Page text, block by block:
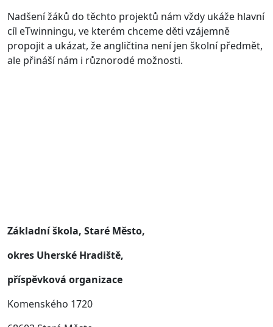
Nadšení žáků do těchto projektů nám vždy ukáže hlavní
cíl eTwinningu, ve kterém chceme děti vzájemně
propojit a ukázat, že angličtina není jen školní předmět,
ale přináší nám i různorodé možnosti.
Základní škola, Staré Město,
okres Uherské Hradiště,
příspěvková organizace
Komenského 1720